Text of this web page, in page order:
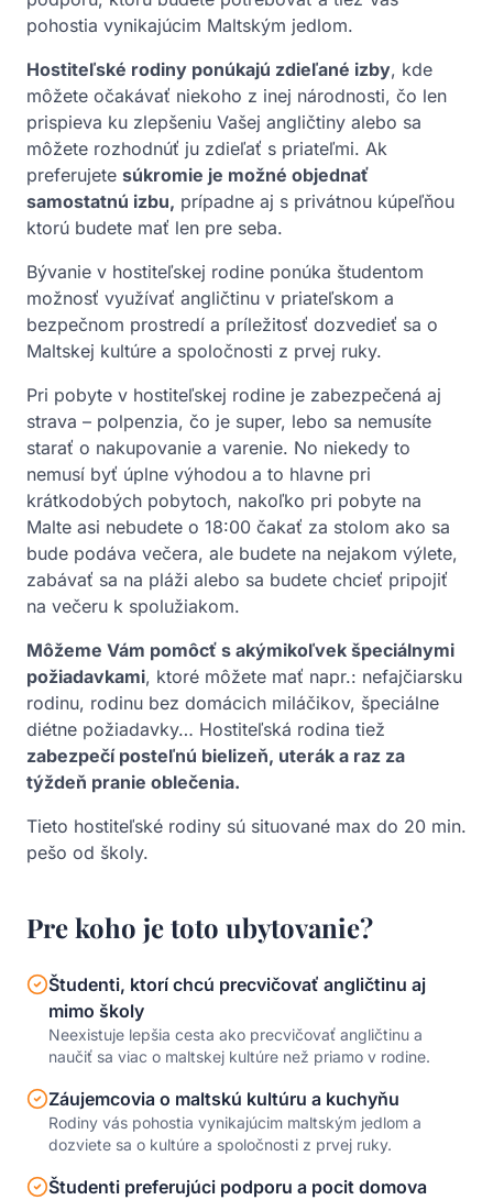
pohostia vynikajúcim Maltským jedlom.
Hostiteľské rodiny ponúkajú zdieľané izby, kde
môžete očakávať niekoho z inej národnosti, čo len
prispieva ku zlepšeniu Vašej angličtiny alebo sa
môžete rozhodnúť ju zdieľať s priateľmi. Ak
preferujete súkromie je možné objednať
samostatnú izbu, prípadne aj s privátnou kúpeľňou
ktorú budete mať len pre seba.
Bývanie v hostiteľskej rodine ponúka študentom
možnosť využívať angličtinu v priateľskom a
bezpečnom prostredí a príležitosť dozvedieť sa o
Maltskej kultúre a spoločnosti z prvej ruky.
Pri pobyte v hostiteľskej rodine je zabezpečená aj
strava – polpenzia, čo je super, lebo sa nemusíte
starať o nakupovanie a varenie. No niekedy to
nemusí byť úplne výhodou a to hlavne pri
krátkodobých pobytoch, nakoľko pri pobyte na
Malte asi nebudete o 18:00 čakať za stolom ako sa
bude podáva večera, ale budete na nejakom výlete,
zabávať sa na pláži alebo sa budete chcieť pripojiť
na večeru k spolužiakom.
Môžeme Vám pomôcť s akýmikoľvek špeciálnymi
požiadavkami, ktoré môžete mať napr.: nefajčiarsku
rodinu, rodinu bez domácich miláčikov, špeciálne
diétne požiadavky… Hostiteľská rodina tiež
zabezpečí posteľnú bielizeň, uterák a raz za
týždeň pranie oblečenia.
Tieto hostiteľské rodiny sú situované max do 20 min.
pešo od školy.
Pre koho je toto ubytovanie?
Študenti, ktorí chcú precvičovať angličtinu aj
mimo školy
Neexistuje lepšia cesta ako precvičovať angličtinu a
naučiť sa viac o maltskej kultúre než priamo v rodine.
Záujemcovia o maltskú kultúru a kuchyňu
Rodiny vás pohostia vynikajúcim maltským jedlom a
dozviete sa o kultúre a spoločnosti z prvej ruky.
Študenti preferujúci podporu a pocit domova